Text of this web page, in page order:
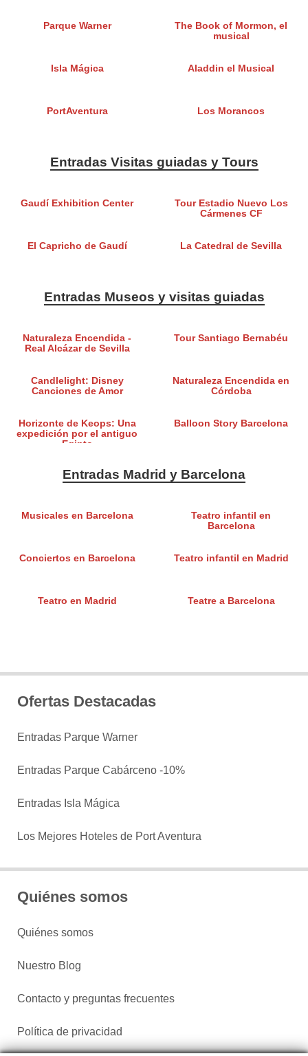
Parque Warner
The Book of Mormon, el
musical
Isla Mágica Aladdin el Musical
PortAventura Los Morancos
Entradas Visitas guiadas y Tours
Gaudí Exhibition Center
Tour Estadio Nuevo Los
Cármenes CF
El Capricho de Gaudí La Catedral de Sevilla
Entradas Museos y visitas guiadas
Naturaleza Encendida -
Real Alcázar de Sevilla
Tour Santiago Bernabéu
Candlelight: Disney
Canciones de Amor
Naturaleza Encendida en
Córdoba
Horizonte de Keops: Una
expedición por el antiguo
Egipto
Balloon Story Barcelona
Entradas Madrid y Barcelona
Musicales en Barcelona
Teatro infantil en
Barcelona
Conciertos en Barcelona Teatro infantil en Madrid
Teatro en Madrid Teatre a Barcelona
Ofertas Destacadas
Entradas Parque Warner
Entradas Parque Cabárceno -10%
Entradas Isla Mágica
Los Mejores Hoteles de Port Aventura
Quiénes somos
Quiénes somos
Nuestro Blog
Contacto y preguntas frecuentes
Política de privacidad